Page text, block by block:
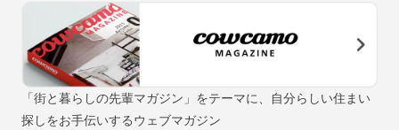
「街と暮らしの先輩マガジン」をテーマに、自分らしい住まい
探しをお手伝いするウェブマガジン